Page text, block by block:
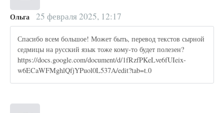
Ольга 25 февраля 2025, 12:17
Спасибо всем большое! Может быть, перевод текстов сырной
седмицы на русский язык тоже кому-то будет полезен?
https://docs.google.com/document/d/1fRzfPKeLve6fUIeix-
w6ECaWFMghlQfjYPuol0L537A/edit?tab=t.0